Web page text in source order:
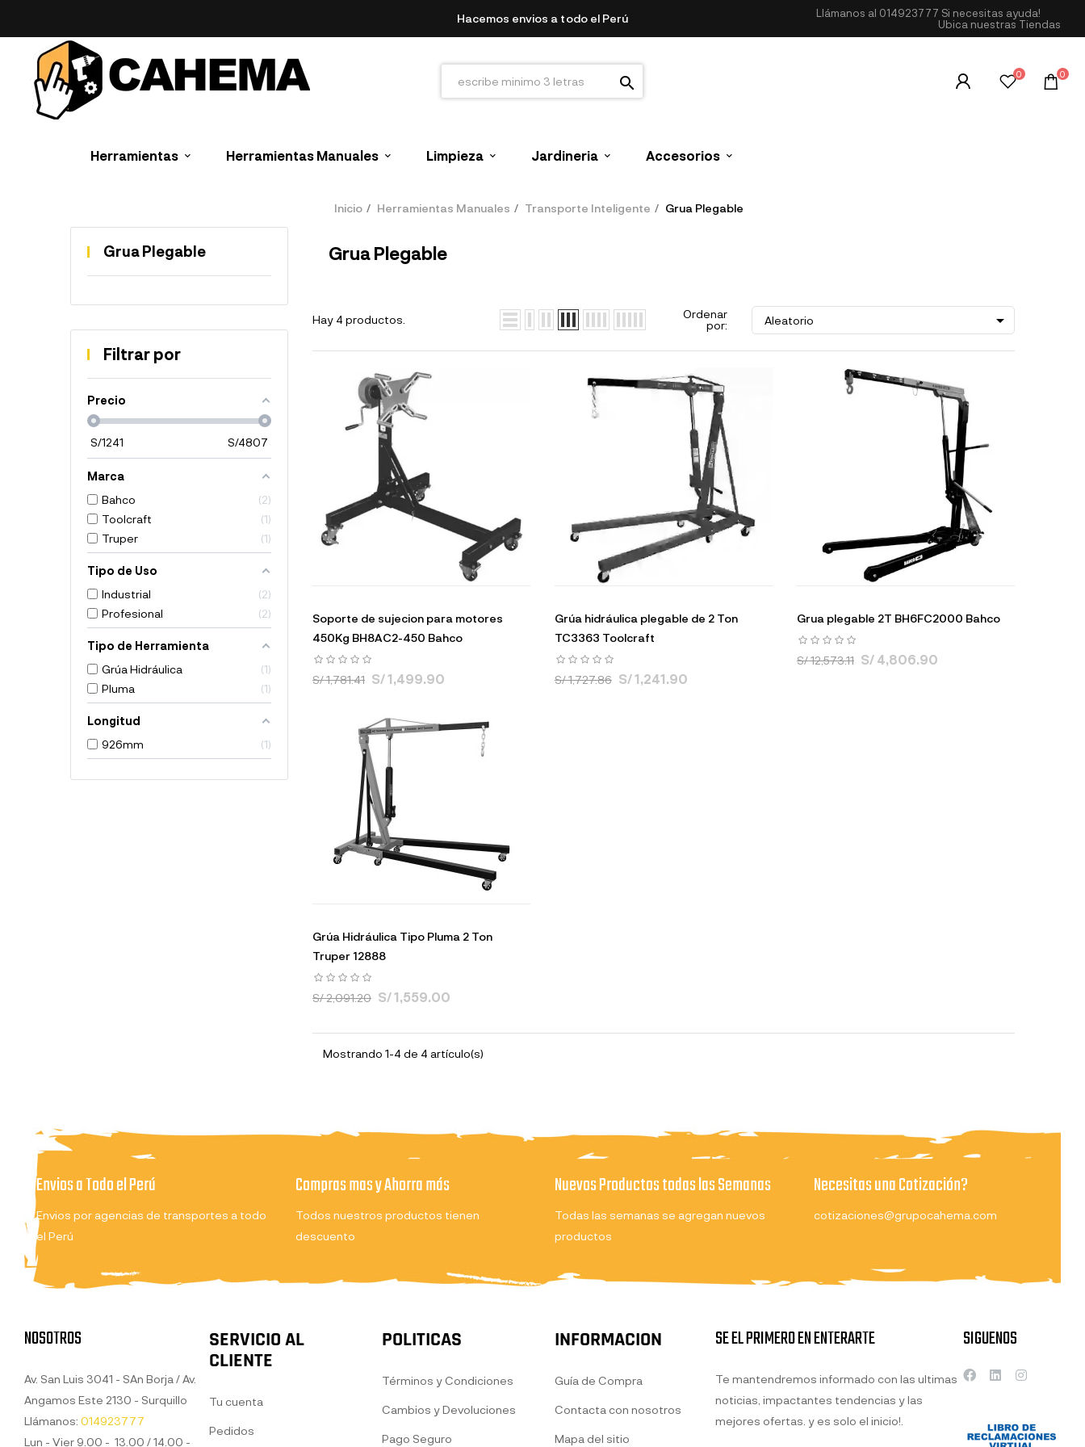
Hacemos envios a todo el Perú Llámanos al 014923777 Si necesitas ayuda!
Ubica nuestras Tiendas
search 0 0
Herramientas Herramientas Manuales Limpieza Jardineria Accesorios
Inicio Herramientas Manuales Transporte Inteligente Grua Plegable
Grua Plegable
Filtrar por
Precio
S/1241 S/4807
Marca
Bahco
2
Toolcraft
1
Truper
1
Tipo de Uso
Industrial
2
Profesional
2
Tipo de Herramienta
Grúa Hidráulica
1
Pluma
1
Longitud
926mm
1
Grua Plegable
Hay 4 productos.
Ordenar
por:
Aleatorio 
Soporte de sujecion para motores
450Kg BH8AC2-450 Bahco
S/ 1,781.41 S/ 1,499.90
Grúa hidráulica plegable de 2 Ton
TC3363 Toolcraft
S/ 1,727.86 S/ 1,241.90
Grua plegable 2T BH6FC2000 Bahco
S/ 12,573.11 S/ 4,806.90
Grúa Hidráulica Tipo Pluma 2 Ton
Truper 12888
S/ 2,091.20 S/ 1,559.00
Mostrando 1-4 de 4 artículo(s)
Envios a Todo el Perú
Envios por agencias de transportes a todo
el Perú
Compras mas y Ahorra más
Todos nuestros productos tienen
descuento
Nuevos Productos todas las Semanas
Todas las semanas se agregan nuevos
productos
Necesitas una Cotización?
cotizaciones@grupocahema.com
NOSOTROS
Av. San Luis 3041 - SAn Borja / Av.
Angamos Este 2130 - Surquillo
Llámanos: 014923777
Lun - Vier 9.00 - 13.00 / 14.00 -
SERVICIO AL
CLIENTE
Tu cuenta
Pedidos
POLITICAS
Términos y Condiciones
Cambios y Devoluciones
Pago Seguro
INFORMACION
Guía de Compra
Contacta con nosotros
Mapa del sitio
SE EL PRIMERO EN ENTERARTE
Te mantendremos informado con las ultimas
noticias, impactantes tendencias y las
mejores ofertas. y es solo el inicio!.
SIGUENOS